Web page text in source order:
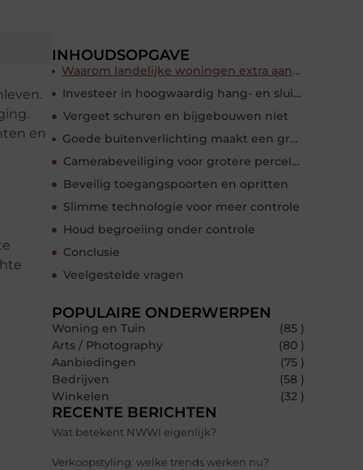
en
INHOUDSOPGAVE
Waarom landelijke woningen extra aandacht verdienen
Investeer in hoogwaardig hang- en sluitwerk
Vergeet schuren en bijgebouwen niet
Goede buitenverlichting maakt een groot verschil
Camerabeveiliging voor grotere percelen
Beveilig toegangspoorten en opritten
Slimme technologie voor meer controle
Houd begroeiing onder controle
Conclusie
Veelgestelde vragen
POPULAIRE ONDERWERPEN
Woning en Tuin
(85 )
Arts / Photography
(80 )
Aanbiedingen
(75 )
Bedrijven
(58 )
Winkelen
(32 )
RECENTE BERICHTEN
Wat betekent NWWI eigenlijk?
Verkoopstyling: welke trends werken nu?